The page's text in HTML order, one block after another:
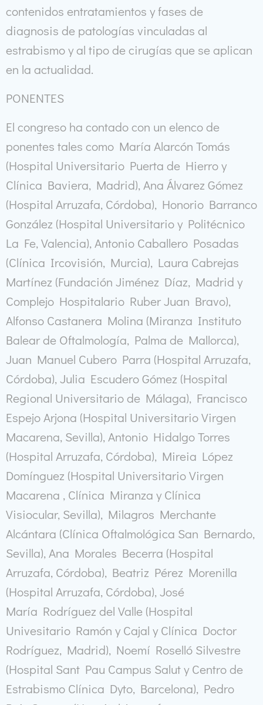
contenidos entratamientos y fases de
diagnosis de patologías vinculadas al
estrabismo y al tipo de cirugías que se aplican
en la actualidad.
PONENTES
El congreso ha contado con un elenco de
ponentes tales como María Alarcón Tomás
(Hospital Universitario Puerta de Hierro y
Clínica Baviera, Madrid), Ana Álvarez Gómez
(Hospital Arruzafa, Córdoba), Honorio Barranco
González (Hospital Universitario y Politécnico
La Fe, Valencia), Antonio Caballero Posadas
(Clínica Ircovisión, Murcia), Laura Cabrejas
Martínez (Fundación Jiménez Díaz, Madrid y
Complejo Hospitalario Ruber Juan Bravo),
Alfonso Castanera Molina (Miranza Instituto
Balear de Oftalmología, Palma de Mallorca),
Juan Manuel Cubero Parra (Hospital Arruzafa,
Córdoba), Julia Escudero Gómez (Hospital
Regional Universitario de Málaga), Francisco
Espejo Arjona (Hospital Universitario Virgen
Macarena, Sevilla), Antonio Hidalgo Torres
(Hospital Arruzafa, Córdoba), Mireia López
Domínguez (Hospital Universitario Virgen
Macarena , Clínica Miranza y Clínica
Visiocular, Sevilla), Milagros Merchante
Alcántara (Clínica Oftalmológica San Bernardo,
Sevilla), Ana Morales Becerra (Hospital
Arruzafa, Córdoba), Beatriz Pérez Morenilla
(Hospital Arruzafa, Córdoba), José
María Rodríguez del Valle (Hospital
Univesitario Ramón y Cajal y Clínica Doctor
Rodríguez, Madrid), Noemí Roselló Silvestre
(Hospital Sant Pau Campus Salut y Centro de
Estrabismo Clínica Dyto, Barcelona), Pedro